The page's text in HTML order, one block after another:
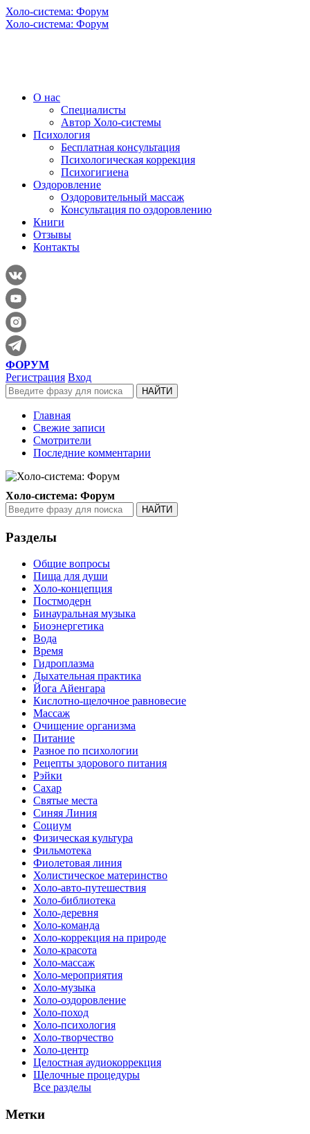
Холо-система: Форум
Холо-система: Форум
О нас
Специалисты
Автор Холо-системы
Психология
Бесплатная консультация
Психологическая коррекция
Психогигиена
Оздоровление
Оздоровительный массаж
Консультация по оздоровлению
Книги
Отзывы
Контакты
ФОРУМ
Регистрация Вход
Главная
Свежие записи
Смотрители
Последние комментарии
Холо-система: Форум
Разделы
Общие вопросы
Пища для души
Холо-концепция
Постмодерн
Бинауральная музыка
Биоэнергетика
Вода
Время
Гидроплазма
Дыхательная практика
Йога Айенгара
Кислотно-щелочное равновесие
Массаж
Очищение организма
Питание
Разное по психологии
Рецепты здорового питания
Рэйки
Сахар
Святые места
Синяя Линия
Социум
Физическая культура
Фильмотека
Фиолетовая линия
Холистическое материнство
Холо-авто-путешествия
Холо-библиотека
Холо-деревня
Холо-команда
Холо-коррекция на природе
Холо-красота
Холо-массаж
Холо-мероприятия
Холо-музыка
Холо-оздоровление
Холо-поход
Холо-психология
Холо-творчество
Холо-центр
Целостная аудиокоррекция
Щелочные процедуры
Все разделы
Метки